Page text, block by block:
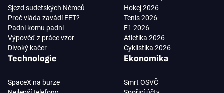
Sjezd sudetských Němců
Proč vláda zavádí EET?
Padni komu padni
Výpověď z práce vzor
Divoký kačer
Hokej 2026
Tenis 2026
F1 2026
Atletika 2026
Cyklistika 2026
Technologie
SpaceX na burze
Ekonomika
Smrt OSVČ